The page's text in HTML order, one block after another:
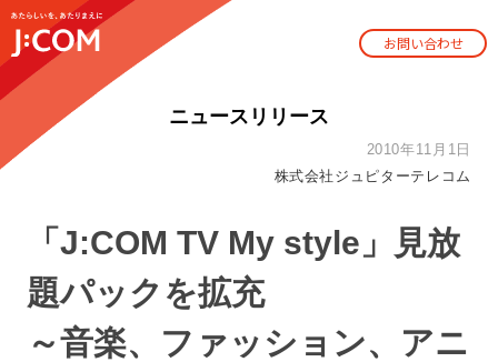
お問い合わせ
ニュースリリース
2010年11月1日
株式会社ジュピターテレコム
「J:COM TV My style」見放
題パックを拡充
～音楽、ファッション、アニ